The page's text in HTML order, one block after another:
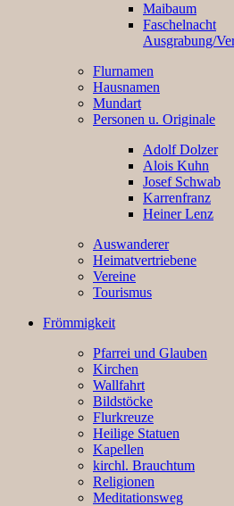
Maibaum
Faschelnacht
Ausgrabung/
Flurnamen
Hausnamen
Mundart
Personen u. Originale
Adolf Dolzer
Alois Kuhn
Josef Schwab
Karrenfranz
Heiner Lenz
Auswanderer
Heimatvertriebene
Vereine
Tourismus
Frömmigkeit
Pfarrei und Glauben
Kirchen
Wallfahrt
Bildstöcke
Flurkreuze
Heilige Statuen
Kapellen
kirchl. Brauchtum
Religionen
Meditationsweg